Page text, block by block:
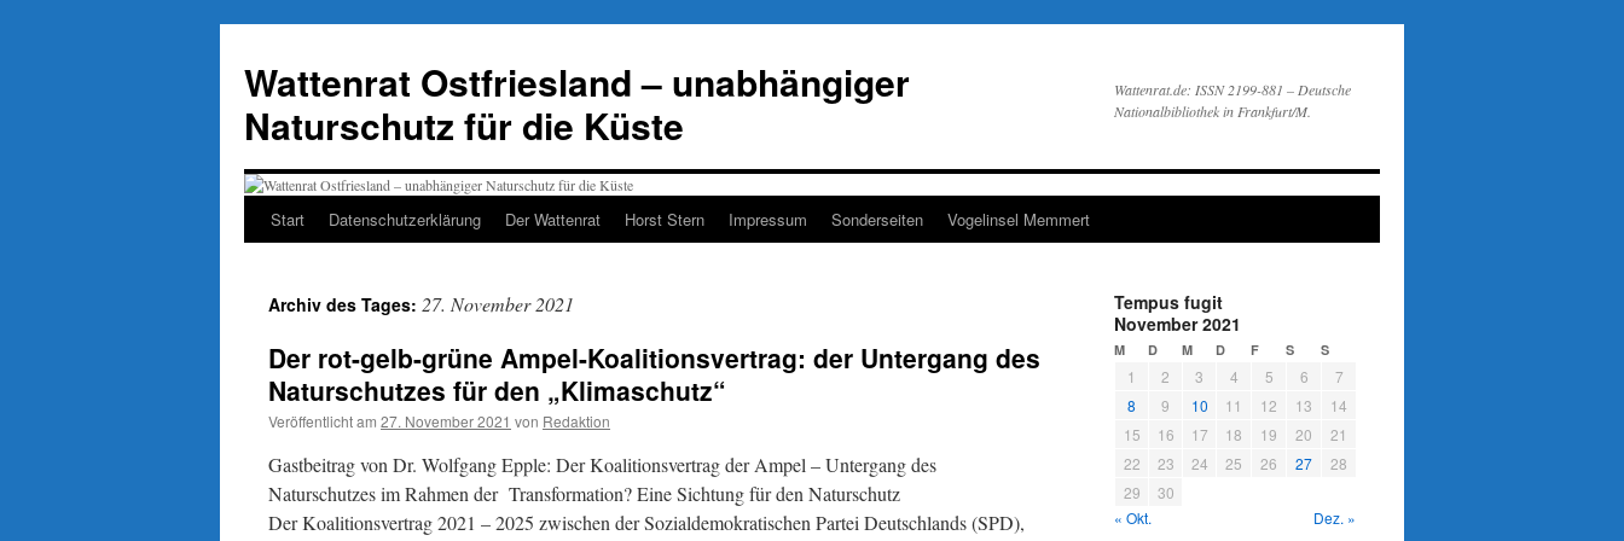
springen
Wattenrat Ostfriesland – unabhängiger
Naturschutz für die Küste
Wattenrat.de: ISSN 2199-881 – Deutsche
Nationalbibliothek in Frankfurt/M.
Start Datenschutzerklärung Der Wattenrat Horst Stern Impressum Sonderseiten Vogelinsel Memmert
Archiv des Tages: 27. November 2021
Der rot-gelb-grüne Ampel-Koalitionsvertrag: der Untergang des
Naturschutzes für den „Klimaschutz“
Veröffentlicht am 27. November 2021 von Redaktion
Gastbeitrag von Dr. Wolfgang Epple: Der Koalitionsvertrag der Ampel – Untergang des
Naturschutzes im Rahmen der Transformation? Eine Sichtung für den Naturschutz
Der Koalitionsvertrag 2021 – 2025 zwischen der Sozialdemokratischen Partei Deutschlands (SPD),
Tempus fugit
November 2021
M D M D F S S
1 2 3 4 5 6
7
8
9 10 11 12 13
14
15
16 17 18 19 20
21
22
23 24 25 26 27
28
29
30
« Okt.
Dez. »